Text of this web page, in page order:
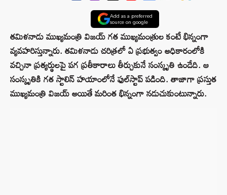
Add as a preferred
source on google
తమిళనాడు ముఖ్యమంత్రి విజయ్ గత ముఖ్యమంత్రుల కంటే భిన్నంగా
వ్యవహరిస్తున్నారు. తమిళనాడు చరిత్రలో ఏ ప్రభుత్వం అధికారంలోకి
వచ్చినా ప్రత్యర్థులపై పగ ప్రతీకారాలు తీర్చుకునే సంస్కృతి ఉండేది. ఆ
సంస్కృతికి గత స్టాలిన్ హయాంలోనే ఫుల్‌స్టాప్ పడింది. తాజాగా ప్రస్తుత
ముఖ్యమంత్రి విజయ్ అయితే మరింత భిన్నంగా నడుచుకుంటున్నారు.